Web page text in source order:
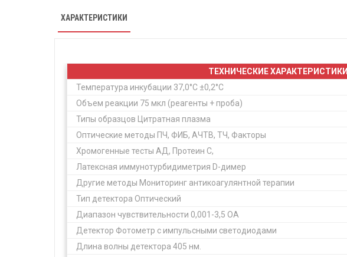
ХАРАКТЕРИСТИКИ
ТЕХНИЧЕСКИЕ ХАРАКТЕРИСТИКИ
Температура инкубации 37,0°С ±0,2°С
Объем реакции 75 мкл (реагенты + проба)
Типы образцов Цитратная плазма
Оптические методы ПЧ, ФИБ, АЧТВ, ТЧ, Факторы
Хромогенные тесты АД, Протеин C,
Латексная иммунотурбидиметрия D-димер
Другие методы Мониторинг антикоагулянтной терапии
Тип детектора Оптический
Диапазон чувствительности 0,001-3,5 ОА
Детектор Фотометр с импульсными светодиодами
Длина волны детектора 405 нм.